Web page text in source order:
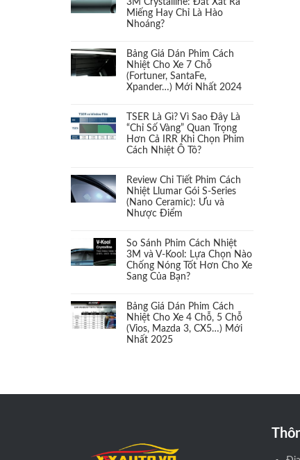
Bóng đèn Xeon
Broquet In-Line Top Fueller UK
Các gói độ đèn (1)
Các thiết bị khác (1)
Cảm biến áp suất Lốp (1)
Cảm biến chân ga
Camera 360 (1)
Camera cặp lề
Camera hành trình (2)
Càng chữ A
3M Crystalline: Đắt Xắt Ra
Miếng Hay Chỉ Là Hào
Nhoáng?
Bảng Giá Dán Phim Cách
Nhiệt Cho Xe 7 Chỗ
(Fortuner, SantaFe,
Xpander…) Mới Nhất 2024
TSER Là Gì? Vì Sao Đây Là
“Chỉ Số Vàng” Quan Trọng
Hơn Cả IRR Khi Chọn Phim
Cách Nhiệt Ô Tô?
Review Chi Tiết Phim Cách
Nhiệt Llumar Gói S-Series
(Nano Ceramic): Ưu và
Nhược Điểm
So Sánh Phim Cách Nhiệt
3M và V-Kool: Lựa Chọn Nào
Chống Nóng Tốt Hơn Cho Xe
Sang Của Bạn?
Bảng Giá Dán Phim Cách
Nhiệt Cho Xe 4 Chỗ, 5 Chỗ
(Vios, Mazda 3, CX5…) Mới
Nhất 2025